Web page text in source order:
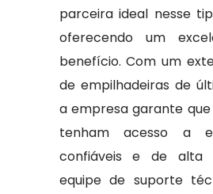
parceira ideal nesse
oferecendo um
benefício. Com um
de empilhadeiras de
a empresa garante que
tenham acesso a
confiáveis e de alta
equipe de suporte